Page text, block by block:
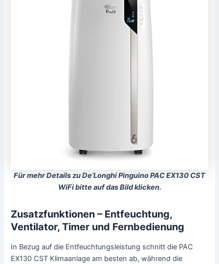
Für mehr Details zu De’Longhi Pinguino PAC EX130 CST
WiFi bitte auf das Bild klicken.
Zusatzfunktionen – Entfeuchtung,
Ventilator, Timer und Fernbedienung
In Bezug auf die Entfeuchtungsleistung schnitt die PAC
EX130 CST Klimaanlage am besten ab, während die